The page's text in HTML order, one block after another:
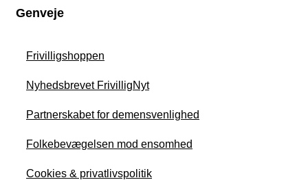
Genveje
Frivilligshoppen
Nyhedsbrevet FrivilligNyt
Partnerskabet for demensvenlighed
Folkebevægelsen mod ensomhed
Cookies & privatlivspolitik